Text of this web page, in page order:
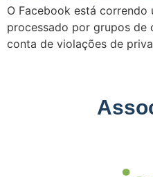
O Facebook está correndo
processado por grupos de
conta de violações de